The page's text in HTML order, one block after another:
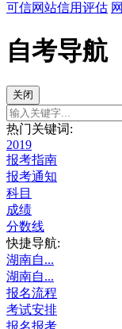
可信网站信用评估
自考导航
关闭
热门关键词:
2019
报考指南
报考通知
科目
成绩
分数线
快捷导航:
湖南自...
湖南自...
报名流程
考试安排
报名报考